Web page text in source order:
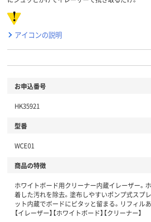
アイコンの説明
お申込番号
HK35921
型番
WCE01
商品の特徴
ホワイトボード用クリーナー内蔵イレーザー。
着した汚れを除去。塗布しやすいポンプ式スプ
ット内蔵でボードにピタッと留まる。リフィルあ
【イレーザー】【ホワイトボード】【クリーナー】